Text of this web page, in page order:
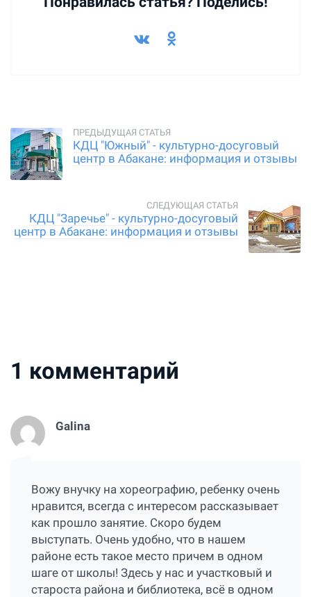
КДЦ "Южный" - культурно-досуговый
центр в Абакане: информация и отзывы
КДЦ "Заречье" - культурно-досуговый
центр в Абакане: информация и отзывы
1 комментарий
Galina
Вожу внучку на хореографию, ребенку очень
нравится, всегда с интересом рассказывает
как прошло занятие. Скоро будем
выступать. Очень удобно, что в нашем
районе есть такое место причем в одном
шаге от школы! Здесь у нас и участковый и
староста района и библиотека, всё в одном